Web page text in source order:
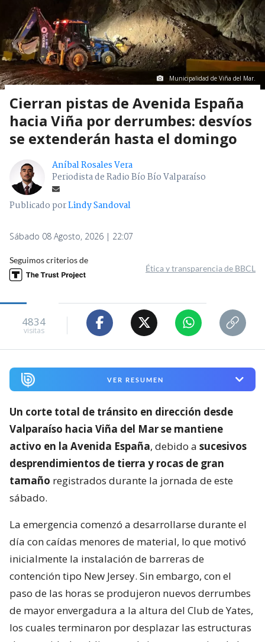
Municipalidad de Viña del Mar.
Cierran pistas de Avenida España
hacia Viña por derrumbes: desvíos
se extenderán hasta el domingo
Aníbal Rosales Vera
Periodista de Radio Bío Bío Valparaíso
Publicado porLindy Sandoval
Sábado 08 Agosto, 2026 | 22:07
Seguimos criterios de
Ética y transparencia de BBCL
4834
visitas
VER RESUMEN
Un corte total de tránsito en dirección desde
Valparaíso hacia Viña del Mar se mantiene
activo en la Avenida España, debido a sucesivos
desprendimientos de tierra y rocas de gran
tamaño registrados durante la jornada de este
sábado.
La emergencia comenzó a desarrollarse durante el
día con caídas menores de material, lo que motivó
inicialmente la instalación de barreras de
contención tipo New Jersey. Sin embargo, con el
paso de las horas se produjeron nuevos derrumbes
de mayor envergadura a la altura del Club de Yates,
los cuales terminaron por desplazar las estructuras